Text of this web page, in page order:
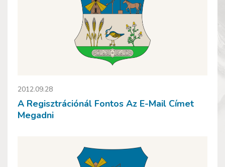
2012.09.28
A Regisztrációnál Fontos Az E-Mail Címet
Megadni